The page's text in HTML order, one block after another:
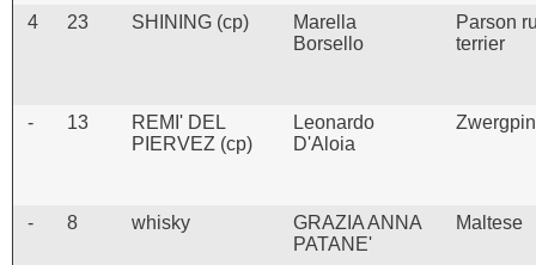
4
23 SHINING (cp)
Marella
Borsello
Parson
terrier
- 13
REMI' DEL
PIERVEZ (cp)
Leonardo
D'Aloia
- 8 whisky
GRAZIA ANNA
PATANE'
Maltese